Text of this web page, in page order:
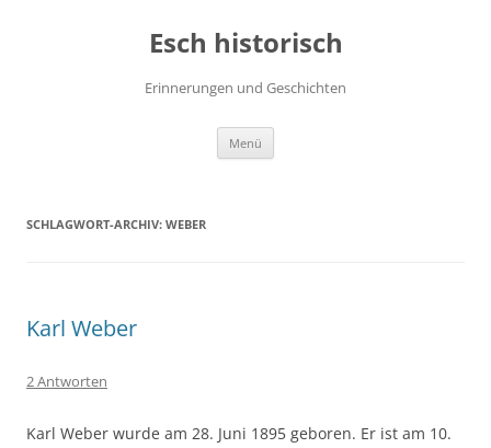
Esch historisch
Erinnerungen und Geschichten
Menü
SCHLAGWORT-ARCHIV: WEBER
Karl Weber
2 Antworten
Karl Weber wurde am 28. Juni 1895 geboren. Er ist am 10.